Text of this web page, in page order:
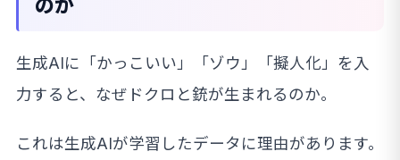
生成AIに「かっこいい」「ゾウ」「擬人化」を入
力すると、なぜドクロと銃が生まれるのか。
これは生成AIが学習したデータに理由があります。